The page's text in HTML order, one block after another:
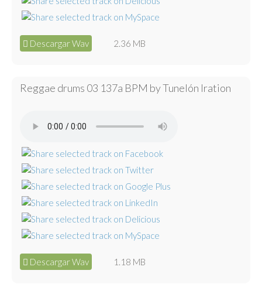
Descargar Wav 2.36 MB
Reggae drums 03 137a BPM by Tunelón Iration
Descargar Wav 1.18 MB